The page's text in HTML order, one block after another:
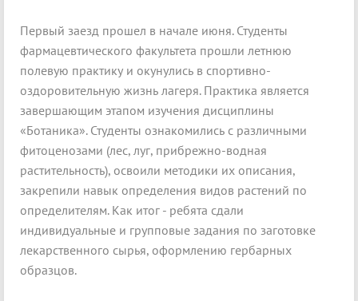
Первый заезд прошел в начале июня. Студенты
фармацевтического факультета прошли летнюю
полевую практику и окунулись в спортивно-
оздоровительную жизнь лагеря. Практика является
завершающим этапом изучения дисциплины
«Ботаника». Студенты ознакомились с различными
фитоценозами (лес, луг, прибрежно-водная
растительность), освоили методики их описания,
закрепили навык определения видов растений по
определителям. Как итог - ребята сдали
индивидуальные и групповые задания по заготовке
лекарственного сырья, оформлению гербарных
образцов.